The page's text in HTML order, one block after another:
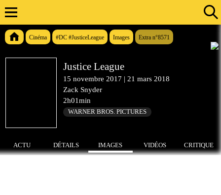
Cinéma #DC #JusticeLeague Images Extra n°8571
Justice League
15 novembre 2017 | 21 mars 2018
Zack Snyder
2h01min
WARNER BROS. PICTURES
ACTU DÉTAILS IMAGES VIDÉOS CRITIQUE